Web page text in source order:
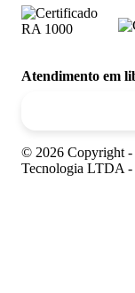
Atendimento em
© 2026 Copyright -
Tecnologia LTDA -